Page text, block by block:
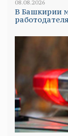
08.08.2026
В Башкирии